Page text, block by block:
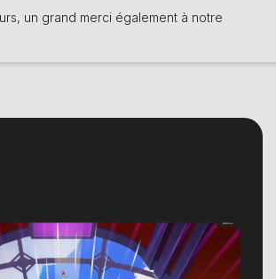
un grand merci également à notre